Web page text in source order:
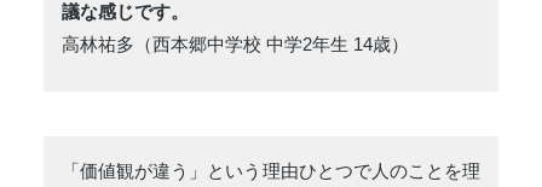
議な感じです。
高林祐多（西本郷中学校 中学2年生 14歳）
「価値観が違う」という理由ひとつで人のことを理